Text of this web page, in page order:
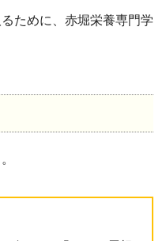
ために、赤堀栄養専門学